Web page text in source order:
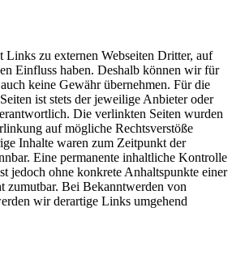
Links zu externen Webseiten Dritter, auf
Einfluss haben. Deshalb können wir für
keine Gewähr übernehmen. Für die
ist stets der jeweilige Anbieter oder
Die verlinkten Seiten wurden
auf mögliche Rechtsverstöße
Inhalte waren zum Zeitpunkt der
Eine permanente inhaltliche Kontrolle
jedoch ohne konkrete Anhaltspunkte einer
zumutbar. Bei Bekanntwerden von
wir derartige Links umgehend